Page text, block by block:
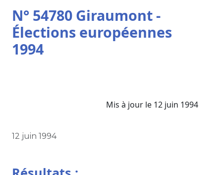
N° 54780 Giraumont -
Élections européennes
1994
Mis à jour le 12 juin 1994
12 juin 1994